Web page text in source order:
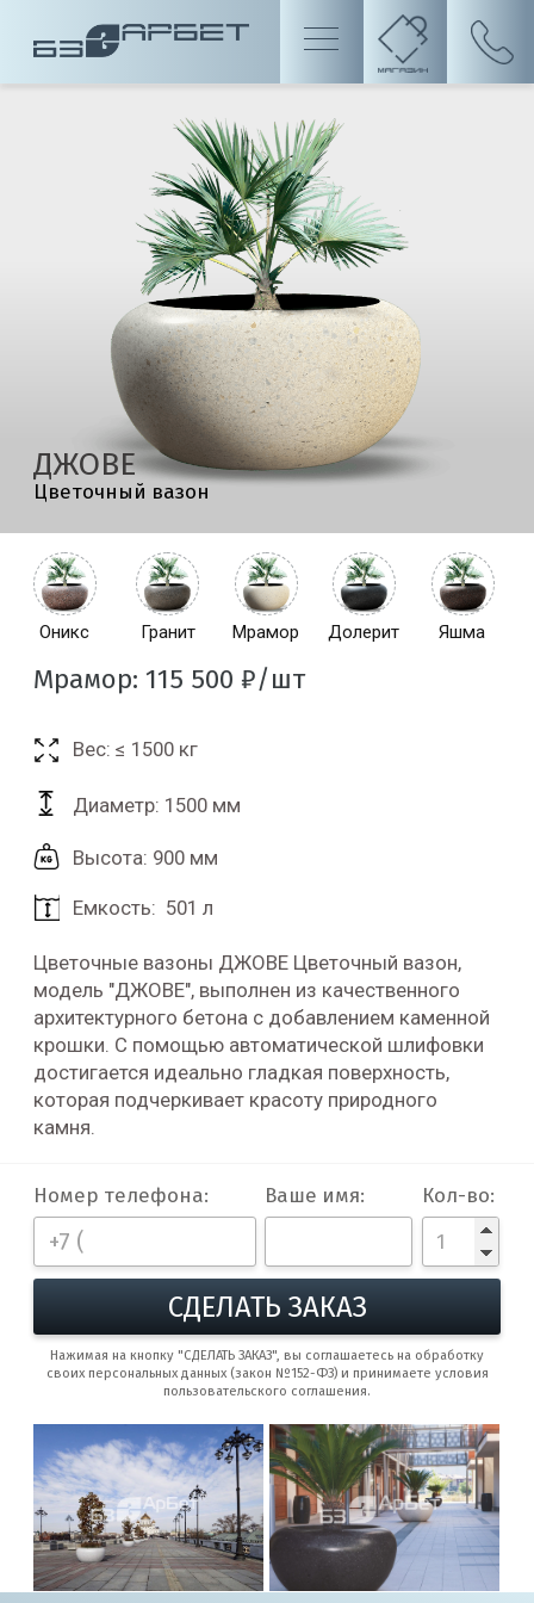
СДЕЛАТЬ ЗАКАЗ
Нажимая на кнопку "СДЕЛАТЬ ЗАКАЗ", вы соглашаетесь на обработку
своих персональных данных (закон №152-ФЗ) и принимаете условия
пользовательского соглашения.
Ваше имя:
Номер телефона: Кол-во:
Емкость: 501 л
Вес: ≤ 1500 кг
Высота: 900 мм
Диаметр: 1500 мм
Цветочные вазоны ДЖОВЕ Цветочный вазон,
модель "ДЖОВЕ", выполнен из качественного
архитектурного бетона с добавлением каменной
крошки. С помощью автоматической шлифовки
достигается идеально гладкая поверхность,
которая подчеркивает красоту природного
камня.
Мрамор
Гранит Долерит
Мрамор
Мрамор
Гранит
Гранит Долерит
Долерит
Мрамор: 115 500 ₽/шт
Оникс
Оникс
Оникс
Яшма
Яшма
Яшма
ДЖОВЕ
Цветочный вазон